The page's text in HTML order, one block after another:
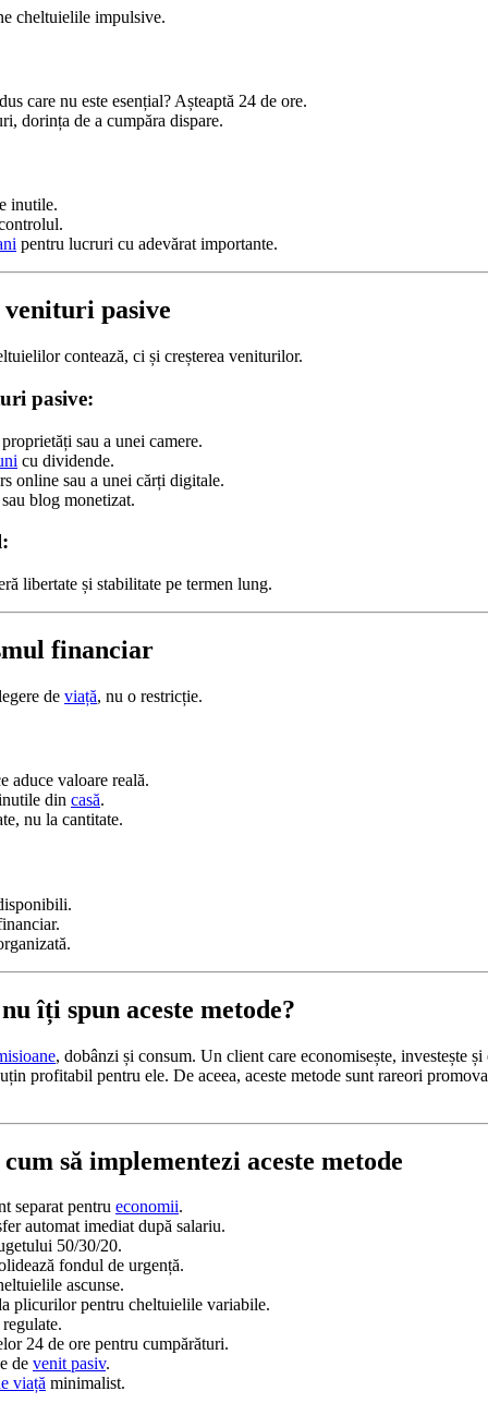
cheltuielile impulsive.
care nu este esențial? Așteaptă 24 de ore.
dorința de a cumpăra dispare.
inutile.
pentru lucruri cu adevărat importante.
venituri pasive
contează, ci și creșterea veniturilor.
pasive:
sau a unei camere.
cu dividende.
online sau a unei cărți digitale.
blog monetizat.
libertate și stabilitate pe termen lung.
financiar
de viață, nu o restricție.
aduce valoare reală.
din casă.
nu la cantitate.
îți spun aceste metode?
, dobânzi și consum. Un client care economisește, investește
profitabil pentru ele. De aceea, aceste metode sunt rareori
să implementezi aceste metode
separat pentru economii.
automat imediat după salariu.
50/30/20.
fondul de urgență.
ascunse.
plicurilor pentru cheltuielile variabile.
regulate.
24 de ore pentru cumpărături.
de venit pasiv.
viață minimalist.